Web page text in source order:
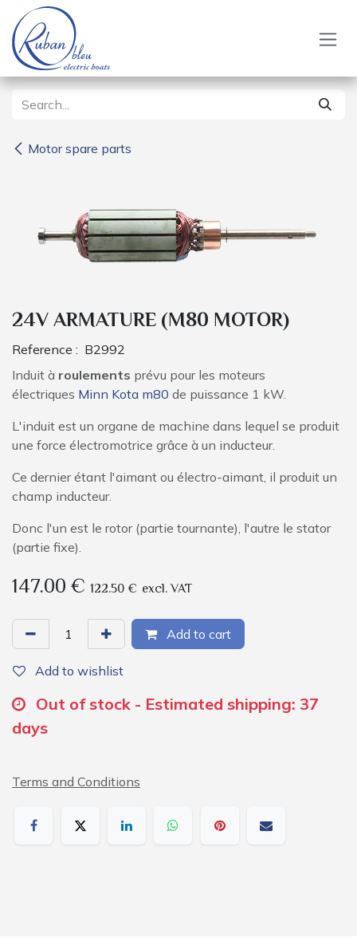
Skip to Content
Motor spare parts
24V ARMATURE (M80 MOTOR)
Reference : B2992
Induit à roulements prévu pour les moteurs
électriques Minn Kota m80 de puissance 1 kW.
L'induit est un organe de machine dans lequel se produit
une force électromotrice grâce à un inducteur.
Ce dernier étant l'aimant ou électro-aimant, il produit un
champ inducteur.
Donc l'un est le rotor (partie tournante), l'autre le stator
(partie fixe).
147.00€ 122.50 € excl. VAT
Add to cart
Add to wishlist
Out of stock - Estimated shipping: 37
days
Terms and Conditions